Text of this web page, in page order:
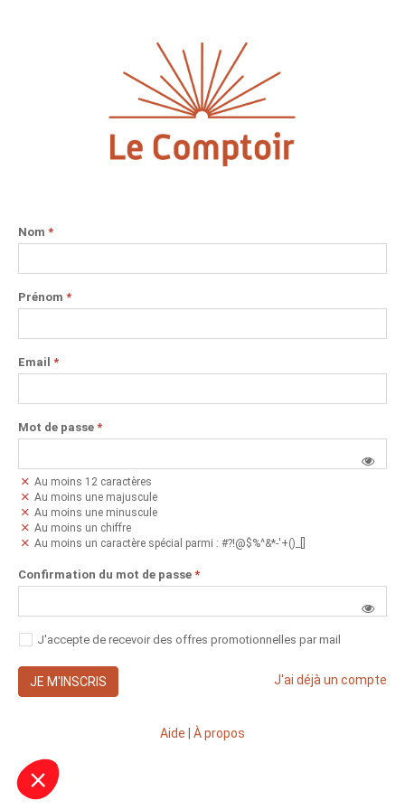
Nom *
Prénom *
Email *
Mot de passe *
Au moins 12 caractères
Au moins une majuscule
Au moins une minuscule
Au moins un chiffre
Au moins un caractère spécial parmi : #?!@$%^&*-'+()_[]
Confirmation du mot de passe *
J'accepte de recevoir des offres promotionnelles par mail
JE M'INSCRIS J'ai déjà un compte
Aide À propos